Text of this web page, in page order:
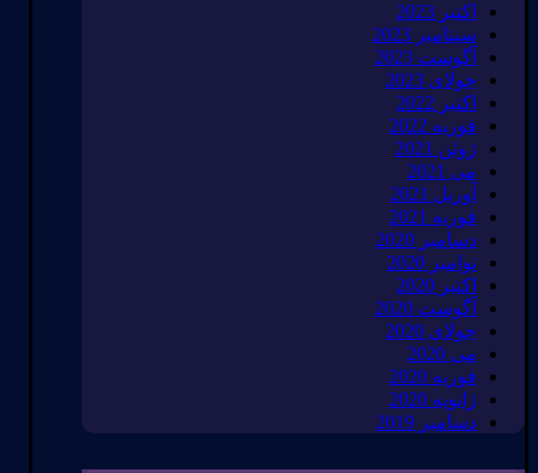
اکتبر 2023
سپتامبر 2023
آگوست 2023
جولای 2023
اکتبر 2022
فوریه 2022
ژوئن 2021
می 2021
آوریل 2021
فوریه 2021
دسامبر 2020
نوامبر 2020
اکتبر 2020
آگوست 2020
جولای 2020
می 2020
فوریه 2020
ژانویه 2020
دسامبر 2019